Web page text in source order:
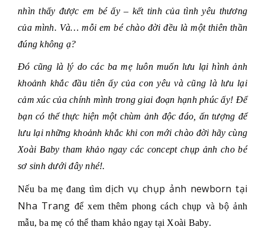
nhìn thấy được em bé ấy – kết tinh của tình yêu thương
của mình. Và… mỗi em bé chào đời đều là một thiên thần
đúng không ạ?
Đó cũng là lý do các ba mẹ luôn muốn lưu lại hình ảnh
khoảnh khắc đầu tiên ấy của con yêu và cũng là lưu lại
cảm xúc của chính mình trong giai đoạn hạnh phúc ấy! Để
bạn có thể thực hiện một chùm ảnh độc đáo, ấn tượng để
lưu lại những khoảnh khắc khi con mới chào đời hãy cùng
Xoài Baby tham khảo ngay các concept chụp ảnh cho bé
sơ sinh dưới đây nhé!.
Nếu ba mẹ đang tìmdịch vụ chụp ảnh newborn tại
Nha Trang để xem thêm phong cách chụp và bộ ảnh
mẫu, ba mẹ có thể tham khảo ngay tại Xoài Baby.